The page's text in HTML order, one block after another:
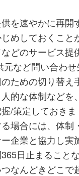
を速やかに再開
めしておくこと
どのサービス提
など問い合わせ
ための切り替え
的な体制などを
/策定しておきま
場合には、体制
企業と協力し実
日止まること
なんどきどこで